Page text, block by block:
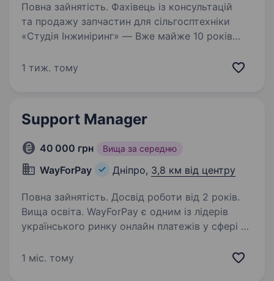
Повна зайнятість. Фахівець із консультацій
та продажу запчастин для сільгосптехніки
«Студія Інжиніринг» — Вже майже 10 років
запчастинами та комплектуючими до
1 тиж. тому
Support Manager
40 000 грн Вища за середню
WayForPay Дніпро, 3,8 км від центру
Повна зайнятість. Досвід роботи від 2 років.
Вища освіта. WayForPay є одним із лідерів
українського ринку онлайн платежів у сфері e-
та суспільно важлива компанія, зі значною
1 міс. тому